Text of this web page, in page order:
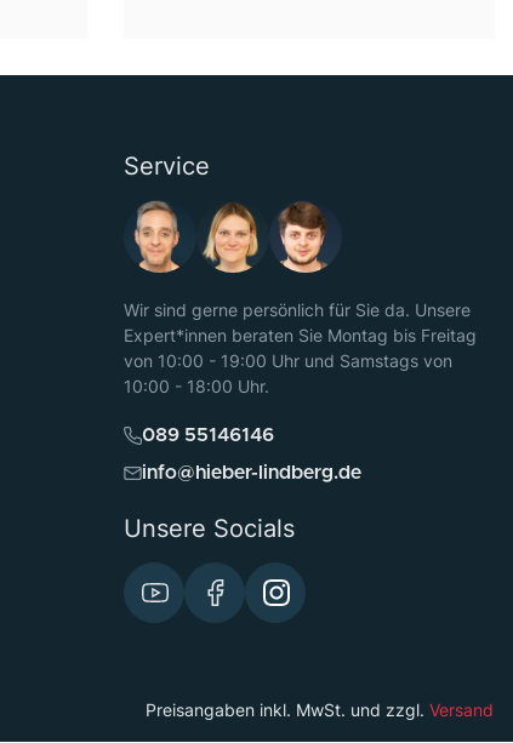
Service
Wir sind gerne persönlich für Sie da. Unsere
Expert*innen beraten Sie Montag bis Freitag
von 10:00 - 19:00 Uhr und Samstags von
10:00 - 18:00 Uhr.
089 55146146
info@hieber-lindberg.de
Unsere Socials
Preisangaben inkl. MwSt. und zzgl. Versand